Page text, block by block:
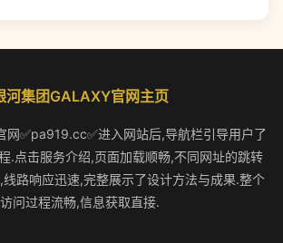
河集团GALAXY官网主页
网✅pa919.cc✅进入网站后,导航栏引导用户了
.点击服务介绍,页面加载顺畅,不同网址的跳转
路响应迅速,完整展示了设计方法与成果.整个
访问过程流畅,信息获取直接.